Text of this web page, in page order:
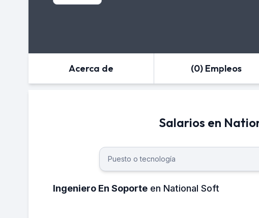
Acerca de (0) Empleos
Salarios en
Ingeniero En Soporte en National Soft